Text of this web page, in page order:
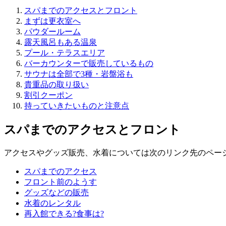
スパまでのアクセスとフロント
まずは更衣室へ
パウダールーム
露天風呂もある温泉
プール・テラスエリア
バーカウンターで販売しているもの
サウナは全部で3種・岩盤浴も
貴重品の取り扱い
割引クーポン
持っていきたいものと注意点
スパまでのアクセスとフロント
アクセスやグッズ販売、水着については次のリンク先のペー
スパまでのアクセス
フロント前のようす
グッズなどの販売
水着のレンタル
再入館できる?食事は?